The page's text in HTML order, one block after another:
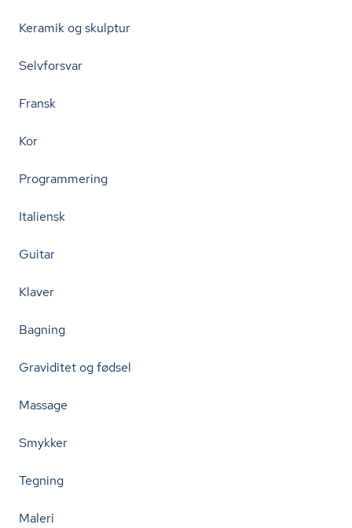
Keramik og skulptur
Selvforsvar
Fransk
Kor
Programmering
Italiensk
Guitar
Klaver
Bagning
Graviditet og fødsel
Massage
Smykker
Tegning
Maleri